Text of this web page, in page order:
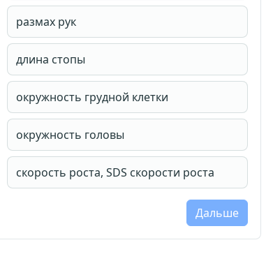
размах рук
длина стопы
окружность грудной клетки
окружность головы
скорость роста, SDS скорости роста
Дальше